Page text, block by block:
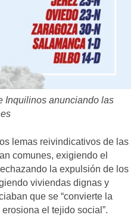
Inquilinos anunciando las
lemas reivindicativos de las
comunes, exigiendo el
la expulsión de los
viviendas dignas y
que se “convierte la
el tejido social”.